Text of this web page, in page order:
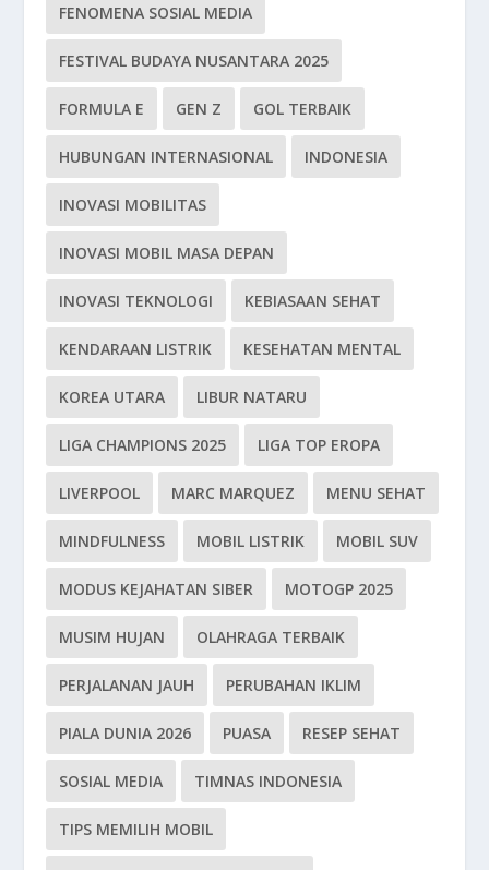
FENOMENA SOSIAL MEDIA
FESTIVAL BUDAYA NUSANTARA 2025
FORMULA E GEN Z GOL TERBAIK
HUBUNGAN INTERNASIONAL INDONESIA
INOVASI MOBILITAS
INOVASI MOBIL MASA DEPAN
INOVASI TEKNOLOGI KEBIASAAN SEHAT
KENDARAAN LISTRIK KESEHATAN MENTAL
KOREA UTARA LIBUR NATARU
LIGA CHAMPIONS 2025 LIGA TOP EROPA
LIVERPOOL MARC MARQUEZ MENU SEHAT
MINDFULNESS MOBIL LISTRIK MOBIL SUV
MODUS KEJAHATAN SIBER MOTOGP 2025
MUSIM HUJAN OLAHRAGA TERBAIK
PERJALANAN JAUH PERUBAHAN IKLIM
PIALA DUNIA 2026 PUASA RESEP SEHAT
SOSIAL MEDIA TIMNAS INDONESIA
TIPS MEMILIH MOBIL